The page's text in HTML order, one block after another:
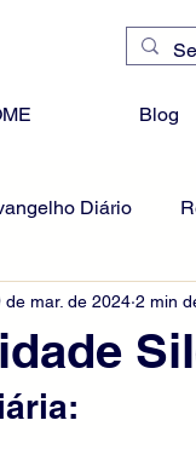
Blog
Diário
de mar. de 2024 2 min